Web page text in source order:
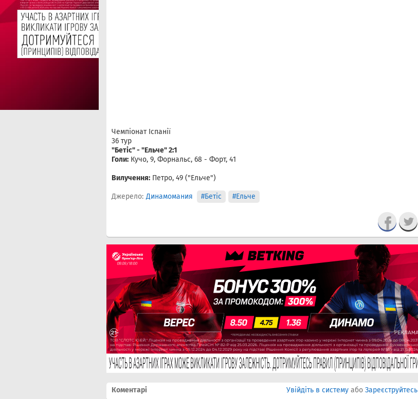
Чемпіонат Іспанії
36 тур
"Бетіс" - "Ельче" 2:1
Голи: Кучо, 9, Форнальс, 68 - Форт, 41
Вилучення: Петро, 49 ("Ельче")
Джерело: Динамомания #Бетіс #Ельче
Коментарі Увійдіть в систему або Зареєструйтесь